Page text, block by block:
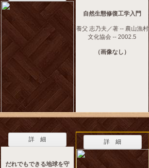
自然生態修復工学入門
養父 志乃夫／著 -- 農山漁村
文化協会 -- 2002.5
（画像なし）
詳 細
だれでもできる地球を守
詳 細